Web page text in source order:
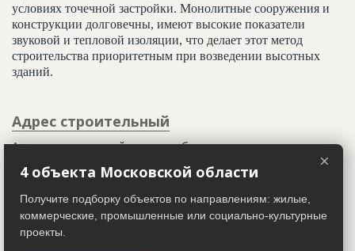
условиях точечной застройки. Монолитные сооружения и
конструкции долговечны, имеют высокие показатели
звуковой и тепловой изоляции, что делает этот метод
строительства приоритетным при возведении высотных
зданий.
Адрес строительный
Адрес пятна застройки, употребляется в качестве
официального адреса дома до окончания строительства,
когда дому присваивают почтовый адрес. Строительный
адрес обычно состоит из трех частей: названия
строительного района (возможно, улицы), номера квартала
(не обязательно) и корпуса (владения).
×
4 объекта Московской области
Получите подборку объектов по направлениям: жилые,
коммерческие, промышленные или социально-культурные
проекты.